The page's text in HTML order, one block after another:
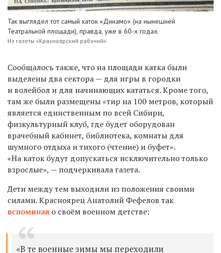
Так выглядел тот самый каток «Динамо» (на нынешней
Театральной площади), правда, уже в 60-х годах.
Из газеты «Красноярский рабочий»
Сообщалось также, что на площади катка были
выделены два сектора — для игры в городки
и волейбол и для начинающих кататься. Кроме того,
там же были размещены «тир на 100 метров, который
является единственным по всей Сибири,
физкультурный клуб, где будет оборудован
врачебный кабинет, библиотека, комнаты для
шумного отдыха и тихого (чтение) и буфет».
«На каток будут допускаться исключительно только
взрослые», — подчеркивала газета.
Дети между тем выходили из положения своими
силами. Красноярец Анатолий Фефелов так
вспоминал о своём военном детстве:
«В те военные зимы мы переходили